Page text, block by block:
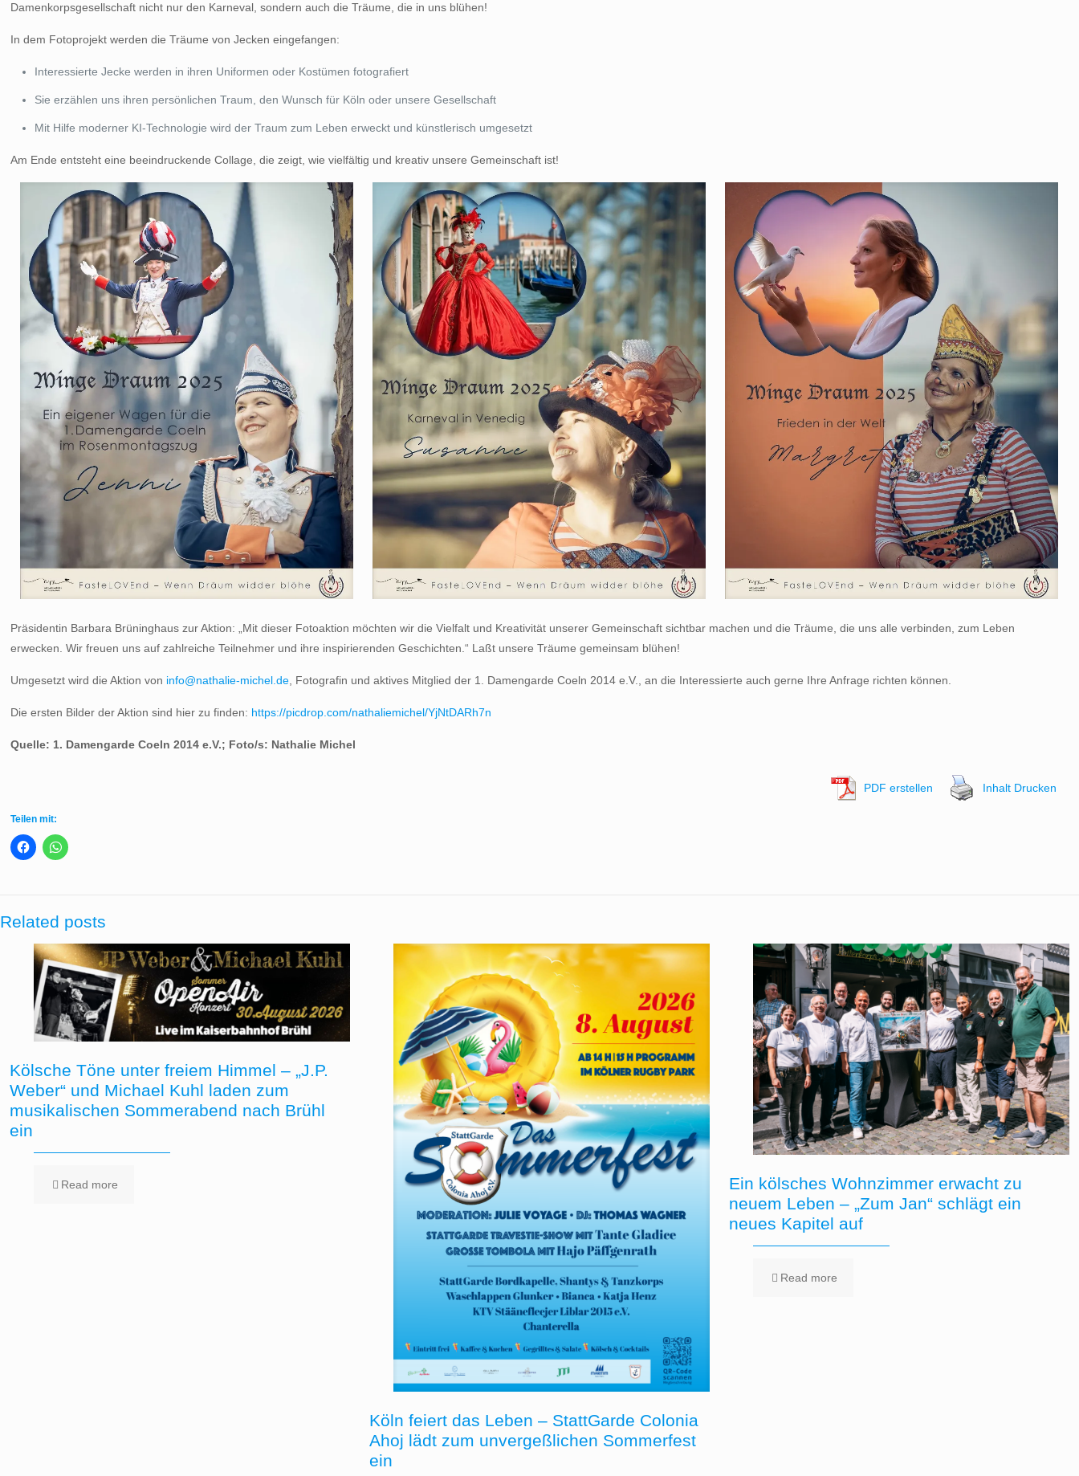
Damenkorpsgesellschaft nicht nur den Karneval, sondern auch die Träume, die in uns blühen!
In dem Fotoprojekt werden die Träume von Jecken eingefangen:
Interessierte Jecke werden in ihren Uniformen oder Kostümen fotografiert
Sie erzählen uns ihren persönlichen Traum, den Wunsch für Köln oder unsere Gesellschaft
Mit Hilfe moderner KI-Technologie wird der Traum zum Leben erweckt und künstlerisch umgesetzt
Am Ende entsteht eine beeindruckende Collage, die zeigt, wie vielfältig und kreativ unsere Gemeinschaft ist!
Präsidentin Barbara Brüninghaus zur Aktion: „Mit dieser Fotoaktion möchten wir die Vielfalt und Kreativität unserer Gemeinschaft sichtbar machen und die Träume, die uns alle verbinden, zum Leben
erwecken. Wir freuen uns auf zahlreiche Teilnehmer und ihre inspirierenden Geschichten.“ Laßt unsere Träume gemeinsam blühen!
Umgesetzt wird die Aktion von info@nathalie-michel.de, Fotografin und aktives Mitglied der 1. Damengarde Coeln 2014 e.V., an die Interessierte auch gerne Ihre Anfrage richten können.
Die ersten Bilder der Aktion sind hier zu finden: https://picdrop.com/nathaliemichel/YjNtDARh7n
Quelle: 1. Damengarde Coeln 2014 e.V.; Foto/s: Nathalie Michel
PDF erstellen Inhalt Drucken
Teilen mit:
Related posts
Kölsche Töne unter freiem Himmel – „J.P.
Weber“ und Michael Kuhl laden zum
musikalischen Sommerabend nach Brühl
ein
Read more
Köln feiert das Leben – StattGarde Colonia
Ahoj lädt zum unvergeßlichen Sommerfest
ein
Ein kölsches Wohnzimmer erwacht zu
neuem Leben – „Zum Jan“ schlägt ein
neues Kapitel auf
Read more